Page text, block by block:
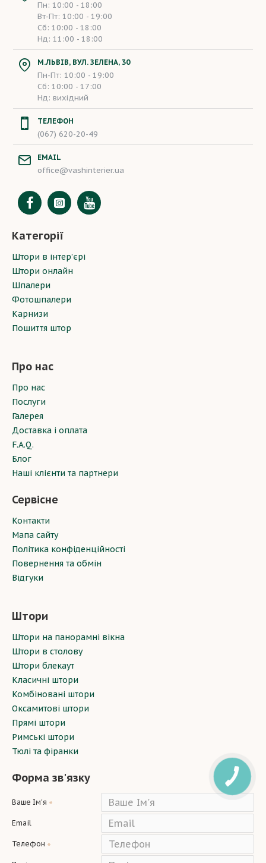
Пн: 10:00 - 18:00
Вт-Пт: 10:00 - 19:00
Сб: 10:00 - 18:00
Нд: 11:00 - 18:00
М.ЛЬВІВ, ВУЛ. ЗЕЛЕНА, 30
Пн-Пт: 10:00 - 19:00
Сб: 10:00 - 17:00
Нд: вихідний
ТЕЛЕФОН
(067) 620-20-49
EMAIL
office@vashinterier.ua
Категорії
Штори в інтер’єрі
Штори онлайн
Шпалери
Фотошпалери
Карнизи
Пошиття штор
Про нас
Про нас
Послуги
Галерея
Доставка і оплата
F.A.Q.
Блог
Наші клієнти та партнери
Сервісне
Контакти
Мапа сайту
Політика конфіденційності
Повернення та обмін
Відгуки
Штори
Штори на панорамні вікна
Штори в столову
Штори блекаут
Класичні штори
Комбіновані штори
Оксамитові штори
Прямі штори
Римські штори
Тюлі та фіранки
Форма зв'язку
Ваше Ім'я
Email
Телефон